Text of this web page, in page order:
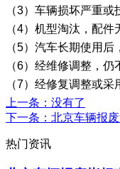
（3）车辆损坏严重
（4）机型淘汰，配件
（5）汽车长期使用
（6）经维修调整，
（7）经修复调整或
上一条 ：没有了
下一条 ：北京车辆报
热门资讯